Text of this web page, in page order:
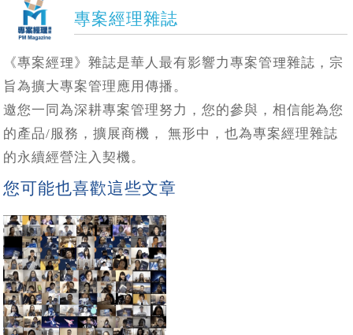
專案經理雜誌
《專案經理》雜誌是華人最有影響力專案管理雜誌，宗
旨為擴大專案管理應用傳播。
邀您一同為深耕專案管理努力，您的參與，相信能為您
的產品/服務，擴展商機， 無形中，也為專案經理雜誌
的永續經營注入契機。
您可能也喜歡這些文章